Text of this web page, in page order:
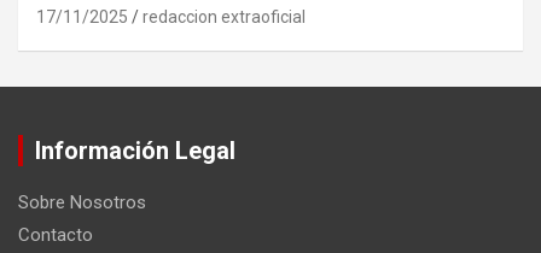
17/11/2025 redaccion extraoficial
Información Legal
Sobre Nosotros
Contacto